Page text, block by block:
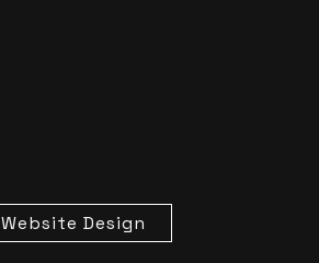
Website Design